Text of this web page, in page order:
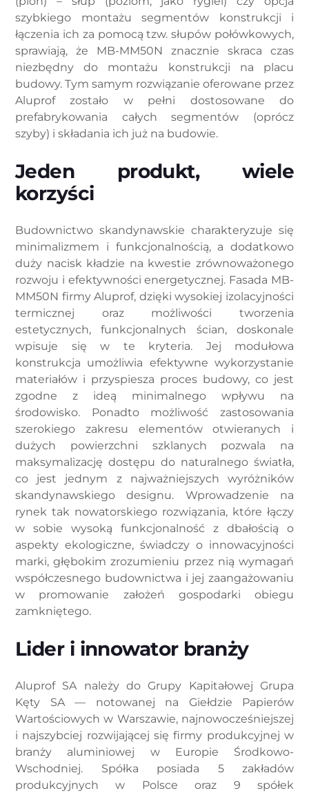
szybkiego montażu segmentów konstrukcji i
łączenia ich za pomocą tzw. słupów połówkowych,
sprawiają, że MB-MM50N znacznie skraca czas
niezbędny do montażu konstrukcji na placu
budowy. Tym samym rozwiązanie oferowane przez
Aluprof zostało w pełni dostosowane do
prefabrykowania całych segmentów (oprócz
szyby) i składania ich już na budowie.
Jeden produkt, wiele
korzyści
Budownictwo skandynawskie charakteryzuje się
minimalizmem i funkcjonalnością, a dodatkowo
duży nacisk kładzie na kwestie zrównoważonego
rozwoju i efektywności energetycznej. Fasada MB-
MM50N firmy Aluprof, dzięki wysokiej izolacyjności
termicznej oraz możliwości tworzenia
estetycznych, funkcjonalnych ścian, doskonale
wpisuje się w te kryteria. Jej modułowa
konstrukcja umożliwia efektywne wykorzystanie
materiałów i przyspiesza proces budowy, co jest
zgodne z ideą minimalnego wpływu na
środowisko. Ponadto możliwość zastosowania
szerokiego zakresu elementów otwieranych i
dużych powierzchni szklanych pozwala na
maksymalizację dostępu do naturalnego światła,
co jest jednym z najważniejszych wyróżników
skandynawskiego designu. Wprowadzenie na
rynek tak nowatorskiego rozwiązania, które łączy
w sobie wysoką funkcjonalność z dbałością o
aspekty ekologiczne, świadczy o innowacyjności
marki, głębokim zrozumieniu przez nią wymagań
współczesnego budownictwa i jej zaangażowaniu
w promowanie założeń gospodarki obiegu
zamkniętego.
Lider i innowator branży
Aluprof SA należy do Grupy Kapitałowej Grupa
Kęty SA — notowanej na Giełdzie Papierów
Wartościowych w Warszawie, najnowocześniejszej
i najszybciej rozwijającej się firmy produkcyjnej w
branży aluminiowej w Europie Środkowo-
Wschodniej. Spółka posiada 5 zakładów
produkcyjnych w Polsce oraz 9 spółek